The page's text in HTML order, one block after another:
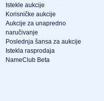
Istekle aukcije
Korisničke aukcije
Aukcije za unapredno
naručivanje
Poslednja šansa za aukcije
Istekla rasprodaja
NameClub Beta